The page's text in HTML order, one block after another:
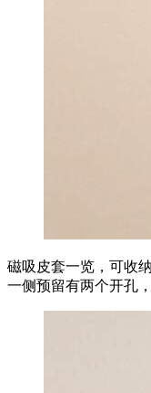
磁吸皮套一览，可收
一侧预留有两个开孔